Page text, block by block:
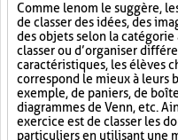
Comme le nom le suggère,
de classer des idées, des
des objets selon la
classer ou d’organiser
caractéristiques, les élèves
correspond le mieux à leurs
exemple, de paniers, de
diagrammes de Venn, etc.
exercice est de classer les
particuliers en utilisant une